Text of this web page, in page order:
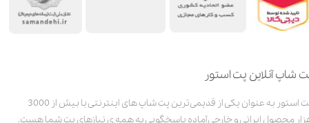
شاپ آنلاین پت استور
پت استور به عنوان یکی از قدیمی‌ترین پت شاپ های اینترنتی با بیش از 3000
محصول ایرانی و خارجی آماده پاسخگویی به همه ی نیازهای پت شما هست.